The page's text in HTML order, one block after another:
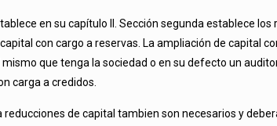
en su capítulo II. Sección segunda establece
con cargo a reservas. La ampliación de capital
que tenga la sociedad o en su defecto un
carga a credidos.
reducciones de capital tambien son necesarios y